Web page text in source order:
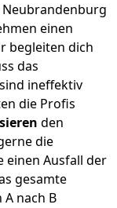
einen
begleiten dich
das
ineffektiv
die Profis
den
die
einen Ausfall der
gesamte
nach B